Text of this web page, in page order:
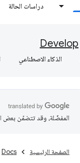
دراسات الحالة
Develop
الذكاء الاصطناعي
المفضّلة، وقد تتضمّن بعض
الصفحة الرئيسية Docs